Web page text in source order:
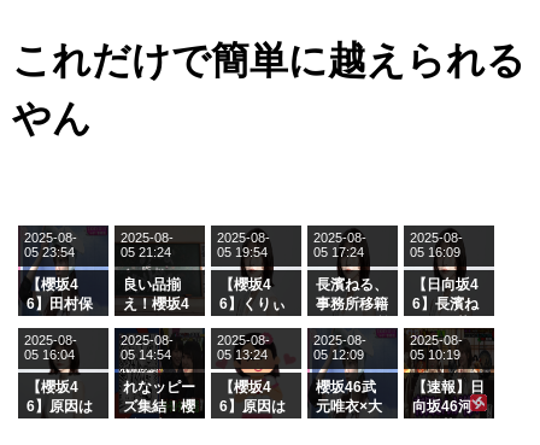
これだけで簡単に越えられる
やん
【櫻坂4
6】田村保
ージを脱い
でいた理由
2025-08-
05 23:54
良い品揃
え！櫻坂4
グル『Mak
e or Brea
k』オフィ
シャルグッ
ズ絶賛販売
2025-08-
05 21:24
【櫻坂4
6】くりぃ
の2人を手
玉に取る大
沼晶保【く
りぃむナン
タラ】
2025-08-
05 19:54
長濱ねる、
事務所移籍
属を発表
2025-08-
05 17:24
【日向坂4
6】長濱ね
ら移籍しフ
ラーム所属
に。これで
事務所に所
属している
2025-08-
05 16:09
【櫻坂4
6】原因は
2025-08-
05 16:04
れなッピー
ズ集結！櫻
2025-08-
05 14:54
【櫻坂4
6】原因は
2025-08-
05 13:24
櫻坂46武
元唯衣×大
2025-08-
05 12:09
【速報】日
向坂46河
2025-08-
05 10:19